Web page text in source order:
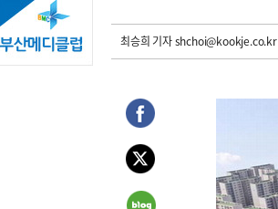
최승희 기자shchoi@kookje.co.kr